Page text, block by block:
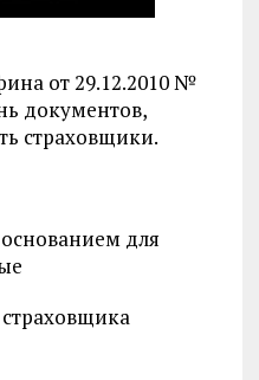
от 29.12.2010 №
документов,
страховщики.
для